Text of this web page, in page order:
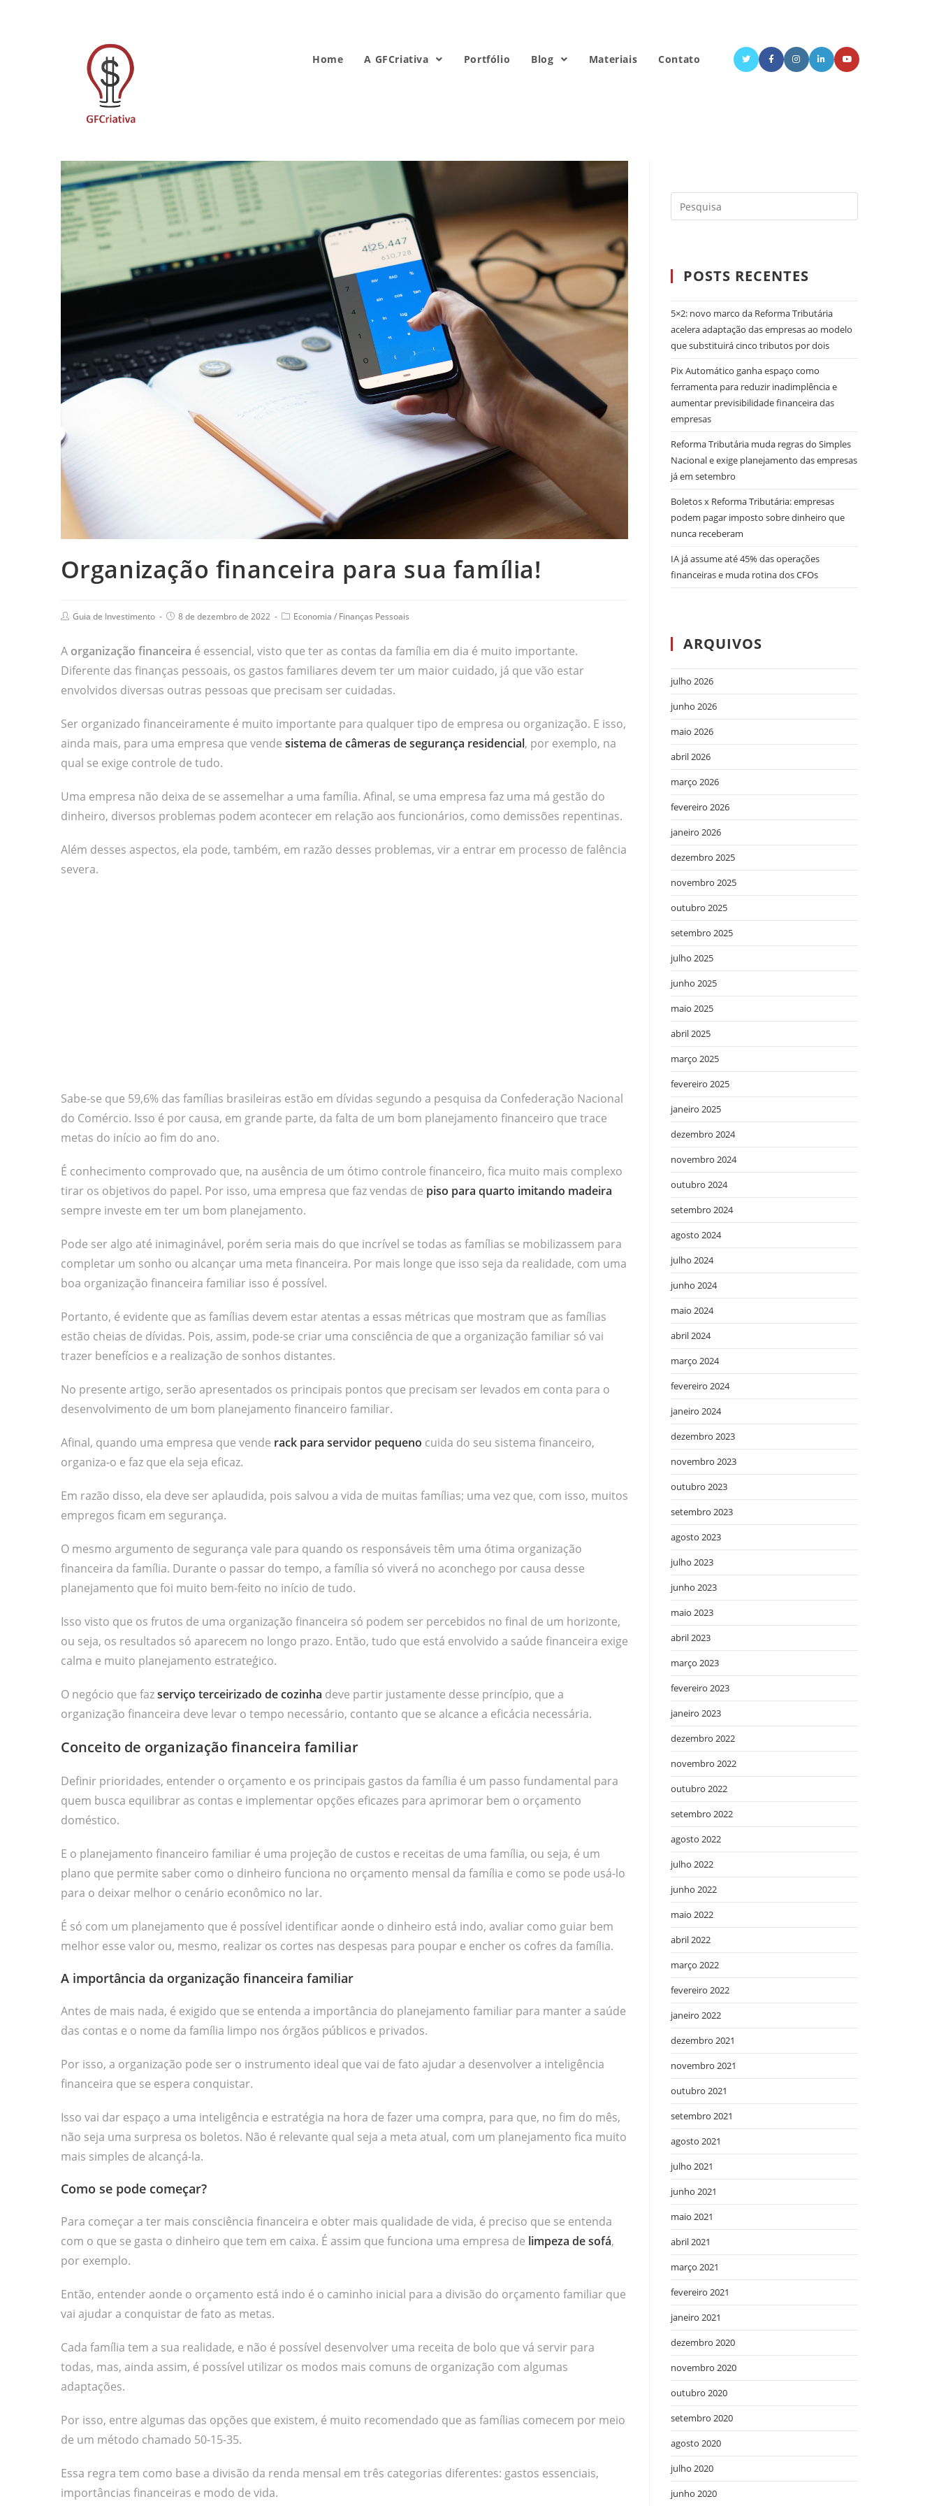
Home A GFCriativa Portfólio Blog Materiais Contato
Organização financeira para sua família!
Guia de Investimento 8 de dezembro de 2022 Economia / Finanças Pessoais
A organização financeira é essencial, visto que ter as contas da família em dia é muito importante.
Diferente das finanças pessoais, os gastos familiares devem ter um maior cuidado, já que vão estar
envolvidos diversas outras pessoas que precisam ser cuidadas.
Ser organizado financeiramente é muito importante para qualquer tipo de empresa ou organização. E isso,
ainda mais, para uma empresa que vende sistema de câmeras de segurança residencial, por exemplo, na
qual se exige controle de tudo.
Uma empresa não deixa de se assemelhar a uma família. Afinal, se uma empresa faz uma má gestão do
dinheiro, diversos problemas podem acontecer em relação aos funcionários, como demissões repentinas.
Além desses aspectos, ela pode, também, em razão desses problemas, vir a entrar em processo de falência
severa.
Sabe-se que 59,6% das famílias brasileiras estão em dívidas segundo a pesquisa da Confederação Nacional
do Comércio. Isso é por causa, em grande parte, da falta de um bom planejamento financeiro que trace
metas do início ao fim do ano.
É conhecimento comprovado que, na ausência de um ótimo controle financeiro, fica muito mais complexo
tirar os objetivos do papel. Por isso, uma empresa que faz vendas de piso para quarto imitando madeira
sempre investe em ter um bom planejamento.
Pode ser algo até inimaginável, porém seria mais do que incrível se todas as famílias se mobilizassem para
completar um sonho ou alcançar uma meta financeira. Por mais longe que isso seja da realidade, com uma
boa organização financeira familiar isso é possível.
Portanto, é evidente que as famílias devem estar atentas a essas métricas que mostram que as famílias
estão cheias de dívidas. Pois, assim, pode-se criar uma consciência de que a organização familiar só vai
trazer benefícios e a realização de sonhos distantes.
No presente artigo, serão apresentados os principais pontos que precisam ser levados em conta para o
desenvolvimento de um bom planejamento financeiro familiar.
Afinal, quando uma empresa que vende rack para servidor pequeno cuida do seu sistema financeiro,
organiza-o e faz que ela seja eficaz.
Em razão disso, ela deve ser aplaudida, pois salvou a vida de muitas famílias; uma vez que, com isso, muitos
empregos ficam em segurança.
O mesmo argumento de segurança vale para quando os responsáveis têm uma ótima organização
financeira da família. Durante o passar do tempo, a família só viverá no aconchego por causa desse
planejamento que foi muito bem-feito no início de tudo.
Isso visto que os frutos de uma organização financeira só podem ser percebidos no final de um horizonte,
ou seja, os resultados só aparecem no longo prazo. Então, tudo que está envolvido a saúde financeira exige
calma e muito planejamento estrateǵico.
O negócio que fazserviço terceirizado de cozinha deve partir justamente desse princípio, que a
organização financeira deve levar o tempo necessário, contanto que se alcance a eficácia necessária.
Conceito de organização financeira familiar
Definir prioridades, entender o orçamento e os principais gastos da família é um passo fundamental para
quem busca equilibrar as contas e implementar opções eficazes para aprimorar bem o orçamento
doméstico.
E o planejamento financeiro familiar é uma projeção de custos e receitas de uma família, ou seja, é um
plano que permite saber como o dinheiro funciona no orçamento mensal da família e como se pode usá-lo
para o deixar melhor o cenário econômico no lar.
É só com um planejamento que é possível identificar aonde o dinheiro está indo, avaliar como guiar bem
melhor esse valor ou, mesmo, realizar os cortes nas despesas para poupar e encher os cofres da família.
A importância da organização financeira familiar
Antes de mais nada, é exigido que se entenda a importância do planejamento familiar para manter a saúde
das contas e o nome da família limpo nos órgãos públicos e privados.
Por isso, a organização pode ser o instrumento ideal que vai de fato ajudar a desenvolver a inteligência
financeira que se espera conquistar.
Isso vai dar espaço a uma inteligência e estratégia na hora de fazer uma compra, para que, no fim do mês,
não seja uma surpresa os boletos. Não é relevante qual seja a meta atual, com um planejamento fica muito
mais simples de alcançá-la.
Como se pode começar?
Para começar a ter mais consciência financeira e obter mais qualidade de vida, é preciso que se entenda
com o que se gasta o dinheiro que tem em caixa. É assim que funciona uma empresa de limpeza de sofá,
por exemplo.
Então, entender aonde o orçamento está indo é o caminho inicial para a divisão do orçamento familiar que
vai ajudar a conquistar de fato as metas.
Cada família tem a sua realidade, e não é possível desenvolver uma receita de bolo que vá servir para
todas, mas, ainda assim, é possível utilizar os modos mais comuns de organização com algumas
adaptações.
Por isso, entre algumas das opções que existem, é muito recomendado que as famílias comecem por meio
de um método chamado 50-15-35.
Essa regra tem como base a divisão da renda mensal em três categorias diferentes: gastos essenciais,
importâncias financeiras e modo de vida.
POSTS RECENTES
5×2: novo marco da Reforma Tributária
acelera adaptação das empresas ao modelo
que substituirá cinco tributos por dois
Pix Automático ganha espaço como
ferramenta para reduzir inadimplência e
aumentar previsibilidade financeira das
empresas
Reforma Tributária muda regras do Simples
Nacional e exige planejamento das empresas
já em setembro
Boletos x Reforma Tributária: empresas
podem pagar imposto sobre dinheiro que
nunca receberam
IA já assume até 45% das operações
financeiras e muda rotina dos CFOs
ARQUIVOS
julho 2026
junho 2026
maio 2026
abril 2026
março 2026
fevereiro 2026
janeiro 2026
dezembro 2025
novembro 2025
outubro 2025
setembro 2025
julho 2025
junho 2025
maio 2025
abril 2025
março 2025
fevereiro 2025
janeiro 2025
dezembro 2024
novembro 2024
outubro 2024
setembro 2024
agosto 2024
julho 2024
junho 2024
maio 2024
abril 2024
março 2024
fevereiro 2024
janeiro 2024
dezembro 2023
novembro 2023
outubro 2023
setembro 2023
agosto 2023
julho 2023
junho 2023
maio 2023
abril 2023
março 2023
fevereiro 2023
janeiro 2023
dezembro 2022
novembro 2022
outubro 2022
setembro 2022
agosto 2022
julho 2022
junho 2022
maio 2022
abril 2022
março 2022
fevereiro 2022
janeiro 2022
dezembro 2021
novembro 2021
outubro 2021
setembro 2021
agosto 2021
julho 2021
junho 2021
maio 2021
abril 2021
março 2021
fevereiro 2021
janeiro 2021
dezembro 2020
novembro 2020
outubro 2020
setembro 2020
agosto 2020
julho 2020
junho 2020